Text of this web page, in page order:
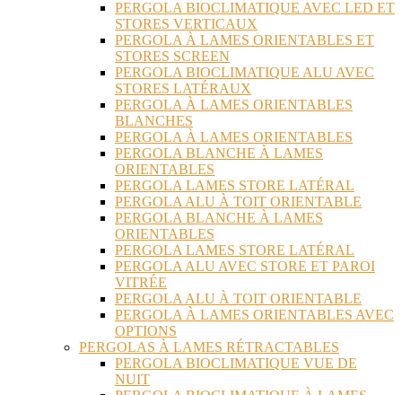
PERGOLA BIOCLIMATIQUE AVEC LED ET
STORES VERTICAUX
PERGOLA À LAMES ORIENTABLES ET
STORES SCREEN
PERGOLA BIOCLIMATIQUE ALU AVEC
STORES LATÉRAUX
PERGOLA À LAMES ORIENTABLES
BLANCHES
PERGOLA À LAMES ORIENTABLES
PERGOLA BLANCHE À LAMES
ORIENTABLES
PERGOLA LAMES STORE LATÉRAL
PERGOLA ALU À TOIT ORIENTABLE
PERGOLA BLANCHE À LAMES
ORIENTABLES
PERGOLA LAMES STORE LATÉRAL
PERGOLA ALU AVEC STORE ET PAROI
VITRÉE
PERGOLA ALU À TOIT ORIENTABLE
PERGOLA À LAMES ORIENTABLES AVEC
OPTIONS
PERGOLAS À LAMES RÉTRACTABLES
PERGOLA BIOCLIMATIQUE VUE DE
NUIT